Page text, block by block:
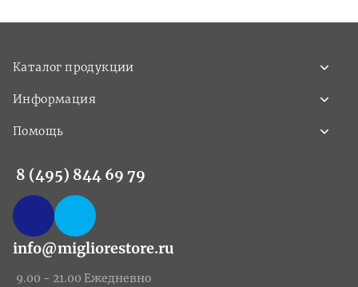
Каталог продукции
Информация
Помощь
8 (495) 844 69 79
info@migliorestore.ru
9.00 - 21.00 Ежедневно